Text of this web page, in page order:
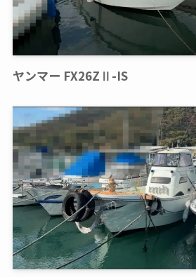
ヤンマー FX26ZⅡ-IS